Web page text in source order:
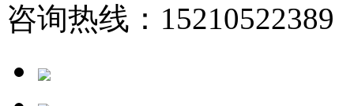
咨询热线：